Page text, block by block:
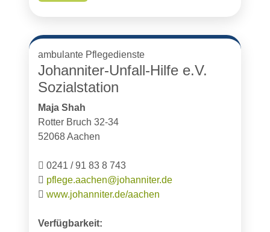
ambulante Pflegedienste
Johanniter-Unfall-Hilfe e.V.
Sozialstation
Maja Shah
Rotter Bruch 32-34
52068 Aachen
0241 / 91 83 8 743
pflege.aachen@johanniter.de
www.johanniter.de/aachen
Verfügbarkeit: